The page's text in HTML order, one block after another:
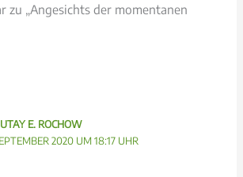
zu „Angesichts der momentanen
E. ROCHOW
2020 UM 18:17 UHR